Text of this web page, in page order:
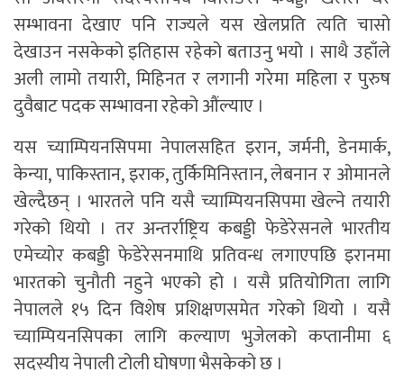
सम्भावना देखाए पनि राज्यले यस खेलप्रति त्यति चासो
देखाउन नसकेको इतिहास रहेको बताउनु भयो । साथै उहाँले
अली लामो तयारी, मिहिनत र लगानी गरेमा महिला र पुरुष
दुवैबाट पदक सम्भावना रहेको औंल्याए ।
यस च्याम्पियनसिपमा नेपालसहित इरान, जर्मनी, डेनमार्क,
केन्या, पाकिस्तान, इराक, तुर्किमिनिस्तान, लेबनान र ओमानले
खेल्दैछन् । भारतले पनि यसै च्याम्पियनसिपमा खेल्ने तयारी
गरेको थियो । तर अन्तर्राष्ट्रिय कबड्डी फेडेरेसनले भारतीय
एमेच्योर कबड्डी फेडेरेसनमाथि प्रतिवन्ध लगाएपछि इरानमा
भारतको चुनौती नहुने भएको हो । यसै प्रतियोगिता लागि
नेपालले १५ दिन विशेष प्रशिक्षणसमेत गरेको थियो । यसै
च्याम्पियनसिपका लागि कल्याण भुजेलको कप्तानीमा ६
सदस्यीय नेपाली टोली घोषणा भैसकेको छ ।